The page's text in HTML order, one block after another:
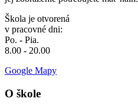
Škola je otvorená
v pracovné dni:
Po. - Pia.
8.00 - 20.00
Google Mapy
O škole